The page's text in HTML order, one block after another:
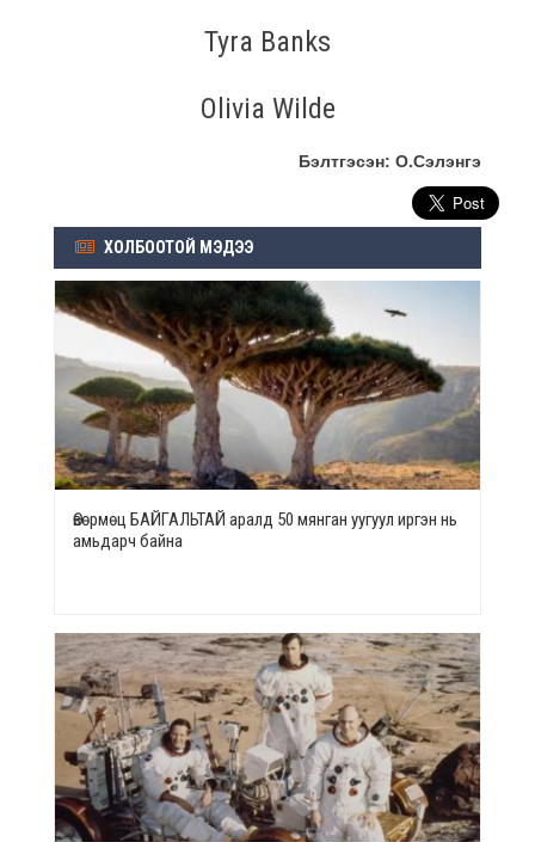
Tyra Banks
Olivia Wilde
Бэлтгэсэн: О.Сэлэнгэ
ХОЛБООТОЙ МЭДЭЭ
Өвөрмөц БАЙГАЛЬТАЙ аралд 50 мянган уугуул иргэн нь
амьдарч байна